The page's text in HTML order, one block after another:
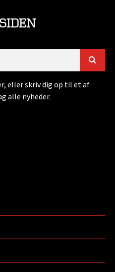
eller skriv dig op til et af
alle nyheder.